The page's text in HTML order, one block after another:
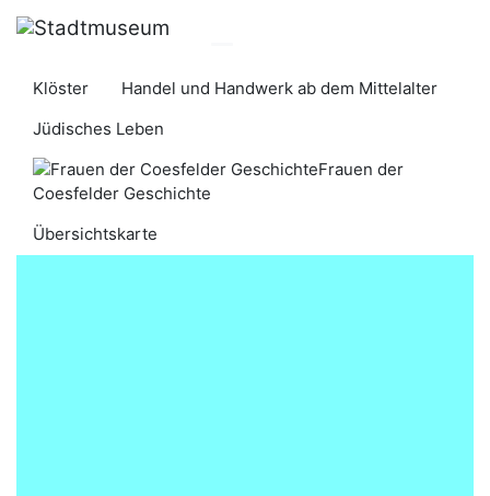
Klöster
Handel und Handwerk ab dem Mittelalter
​​​​​​​​​​Jüdisches Leben​​​​​​​
Frauen der
Coesfelder Geschichte
Übersichtskarte